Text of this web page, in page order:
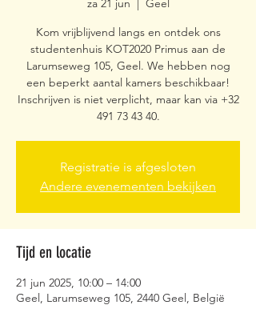
za 21 jun
  |
Geel
Kom vrijblijvend langs en ontdek ons
studentenhuis KOT2020 Primus aan de
Larumseweg 105, Geel. We hebben nog
een beperkt aantal kamers beschikbaar!
Inschrijven is niet verplicht, maar kan via +32
491 73 43 40.
Registratie is afgesloten
Andere evenementen bekijken
Tijd en locatie
21 jun 2025, 10:00 – 14:00
Geel, Larumseweg 105, 2440 Geel, België